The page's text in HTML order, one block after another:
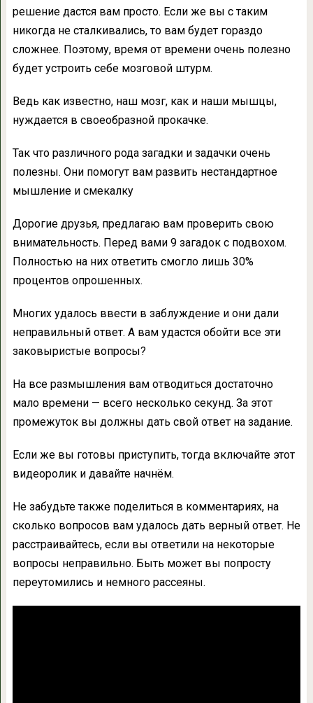
решение дастся вам просто. Если же вы с таким
никогда не сталкивались, то вам будет гораздо
сложнее. Поэтому, время от времени очень полезно
будет устроить себе мозговой штурм.
Ведь как известно, наш мозг, как и наши мышцы,
нуждается в своеобразной прокачке.
Так что различного рода загадки и задачки очень
полезны. Они помогут вам развить нестандартное
мышление и смекалку
Дорогие друзья, предлагаю вам проверить свою
внимательность. Перед вами 9 загадок с подвохом.
Полностью на них ответить смогло лишь 30%
процентов опрошенных.
Многих удалось ввести в заблуждение и они дали
неправильный ответ. А вам удастся обойти все эти
заковыристые вопросы?
На все размышления вам отводиться достаточно
мало времени — всего несколько секунд. За этот
промежуток вы должны дать свой ответ на задание.
Если же вы готовы приступить, тогда включайте этот
видеоролик и давайте начнём.
Не забудьте также поделиться в комментариях, на
сколько вопросов вам удалось дать верный ответ. Не
расстраивайтесь, если вы ответили на некоторые
вопросы неправильно. Быть может вы попросту
переутомились и немного рассеяны.